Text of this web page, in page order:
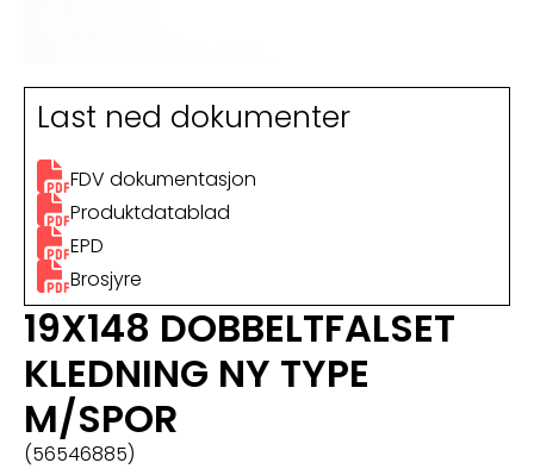
Last ned dokumenter
FDV dokumentasjon
Produktdatablad
EPD
Brosjyre
19X148 DOBBELTFALSET
KLEDNING NY TYPE
M/SPOR
(56546885)